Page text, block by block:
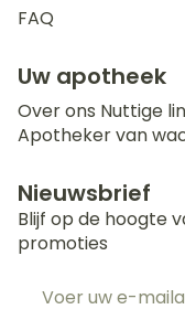
FAQ
Uw apotheek
Over ons Nuttige
Apotheker van
Nieuwsbrief
Blijf op de hoogte
promoties